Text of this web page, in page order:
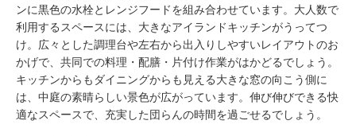
ンに黒色の水栓とレンジフードを組み合わせています。大人数で
利用するスペースには、大きなアイランドキッチンがうってつ
け。広々とした調理台や左右から出入りしやすいレイアウトのお
かげで、共同での料理・配膳・片付け作業がはかどるでしょう。
キッチンからもダイニングからも見える大きな窓の向こう側に
は、中庭の素晴らしい景色が広がっています。伸び伸びできる快
適なスペースで、充実した団らんの時間を過ごせるでしょう。